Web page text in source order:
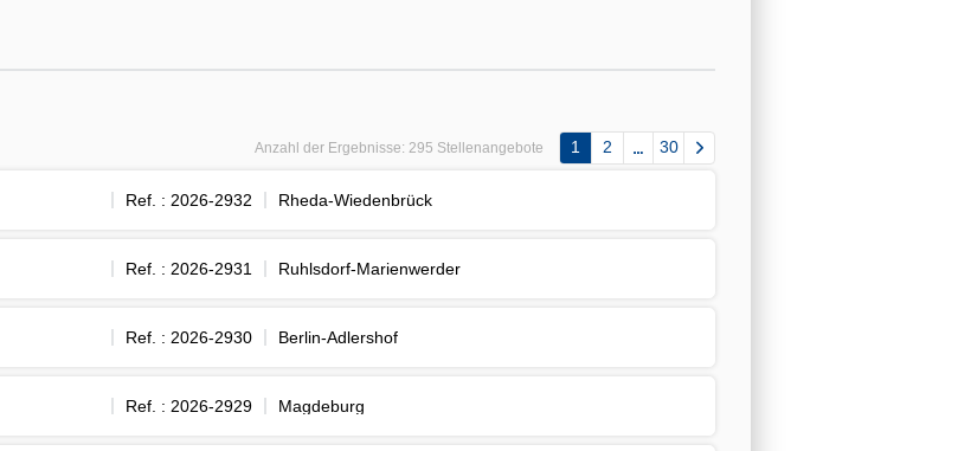
Anzahl der Ergebnisse: 295 Stellenangebote 1 2 30
Ref. : 2026-2932 Rheda-Wiedenbrück
Ref. : 2026-2931 Ruhlsdorf-Marienwerder
Ref. : 2026-2930 Berlin-Adlershof
Ref. : 2026-2929 Magdeburg